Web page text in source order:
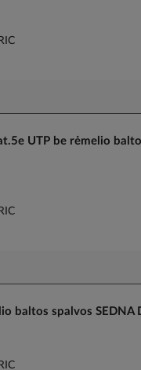
UTP be rėmelio
baltos spalvos SEDNA